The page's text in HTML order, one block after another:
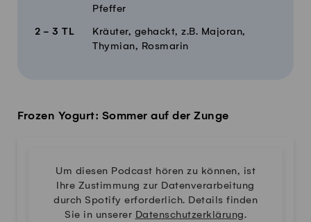
Pfeffer
2 - 3 TL
Kräuter, gehackt, z.B. Majoran,
Thymian, Rosmarin
Frozen Yogurt: Sommer auf der Zunge
Um diesen Podcast hören zu können, ist
Ihre Zustimmung zur Datenverarbeitung
durch Spotify erforderlich. Details finden
Sie in unserer Datenschutzerklärung.